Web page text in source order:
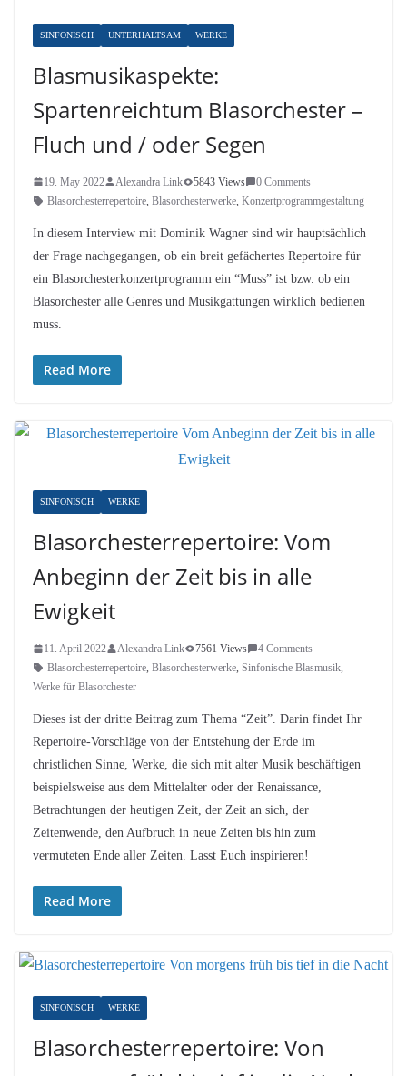
SINFONISCH UNTERHALTSAM WERKE
Blasmusikaspekte:
Spartenreichtum Blasorchester –
Fluch und / oder Segen
19. May 2022 Alexandra Link 5843 Views
0 Comments
Blasorchesterrepertoire, Blasorchesterwerke, Konzertprogrammgestaltung
In diesem Interview mit Dominik Wagner sind wir hauptsächlich
der Frage nachgegangen, ob ein breit gefächertes Repertoire für
ein Blasorchesterkonzertprogramm ein “Muss” ist bzw. ob ein
Blasorchester alle Genres und Musikgattungen wirklich bedienen
muss.
Read More
SINFONISCH WERKE
Blasorchesterrepertoire: Vom
Anbeginn der Zeit bis in alle
Ewigkeit
11. April 2022 Alexandra Link 7561 Views
4 Comments
Blasorchesterrepertoire, Blasorchesterwerke, Sinfonische Blasmusik,
Werke für Blasorchester
Dieses ist der dritte Beitrag zum Thema “Zeit”. Darin findet Ihr
Repertoire-Vorschläge von der Entstehung der Erde im
christlichen Sinne, Werke, die sich mit alter Musik beschäftigen
beispielsweise aus dem Mittelalter oder der Renaissance,
Betrachtungen der heutigen Zeit, der Zeit an sich, der
Zeitenwende, den Aufbruch in neue Zeiten bis hin zum
vermuteten Ende aller Zeiten. Lasst Euch inspirieren!
Read More
SINFONISCH WERKE
Blasorchesterrepertoire: Von